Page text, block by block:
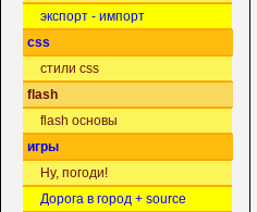
экспорт - импорт
css
стили css
flash
flash основы
игры
Ну, погоди!
Дорога в город + source